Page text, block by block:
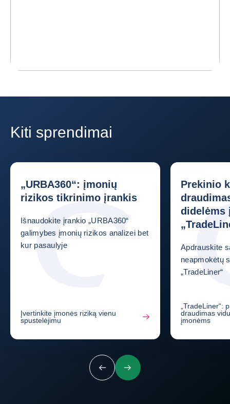
Kiti sprendimai
„URBA360“: įmonių
rizikos tikrinimo įrankis
Išnaudokite įrankio „URBA360“
galimybes įmonių rizikos analizei bet
kur pasaulyje
Įvertinkite įmonės riziką vienu
spustelėjimu
Prekinio
didelėms
Apdrauskite
neapmokėtų
„TradeLiner“
„TradeLiner“:
draudimas
įmonėms
AnkstesnisKitas